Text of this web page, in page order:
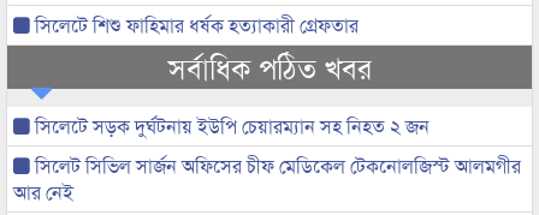
সিলেটে শিশু ফাহিমার ধর্ষক হত্যাকারী গ্রেফতার
সর্বাধিক পঠিত খবর
সিলেটে সড়ক দুর্ঘটনায় ইউপি চেয়ারম্যান সহ নিহত ২ জন
সিলেট সিভিল সার্জন অফিসের চীফ মেডিকেল টেকনোলজিস্ট আলমগীর
আর নেই